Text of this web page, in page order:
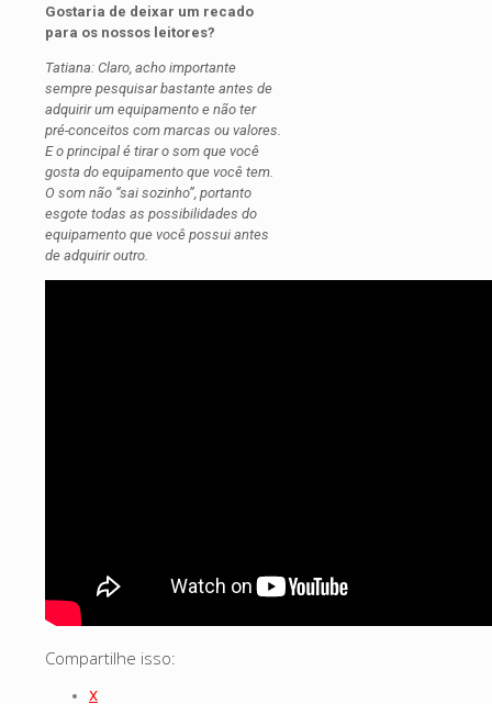
Gostaria de deixar um recado
para os nossos leitores?
Tatiana: Claro, acho importante
sempre pesquisar bastante antes de
adquirir um equipamento e não ter
pré-conceitos com marcas ou valores.
E o principal é tirar o som que você
gosta do equipamento que você tem.
O som não “sai sozinho”, portanto
esgote todas as possibilidades do
equipamento que você possui antes
de adquirir outro.
Compartilhe isso:
X